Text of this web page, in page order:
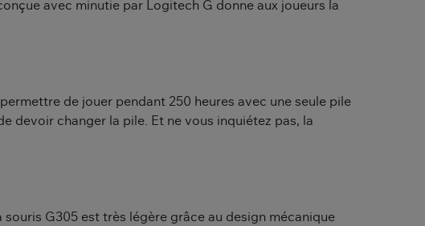
avec minutie par Logitech G donne aux joueurs la
de jouer pendant 250 heures avec une seule pile
devoir changer la pile. Et ne vous inquiétez pas, la
G305 est très légère grâce au design mécanique